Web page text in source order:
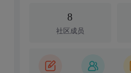
8
社区成员